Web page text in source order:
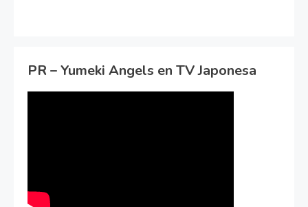
PR – Yumeki Angels en TV Japonesa